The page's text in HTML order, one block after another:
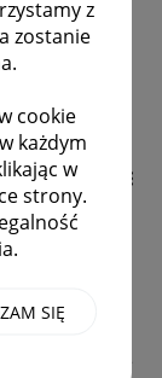
z
zostanie
cookie
każdym
w
strony.
SIĘ
naprawione